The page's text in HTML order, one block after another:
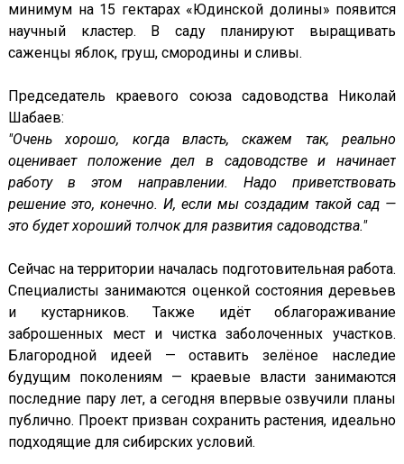
минимум на 15 гектарах «Юдинской долины» появится
научный кластер. В саду планируют выращивать
саженцы яблок, груш, смородины и сливы.
Председатель краевого союза садоводства Николай
Шабаев:
"Очень хорошо, когда власть, скажем так, реально
оценивает положение дел в садоводстве и начинает
работу в этом направлении. Надо приветствовать
решение это, конечно. И, если мы создадим такой сад —
это будет хороший толчок для развития садоводства."
Сейчас на территории началась подготовительная работа.
Специалисты занимаются оценкой состояния деревьев
и кустарников. Также идёт облагораживание
заброшенных мест и чистка заболоченных участков.
Благородной идеей — оставить зелёное наследие
будущим поколениям — краевые власти занимаются
последние пару лет, а сегодня впервые озвучили планы
публично. Проект призван сохранить растения, идеально
подходящие для сибирских условий.